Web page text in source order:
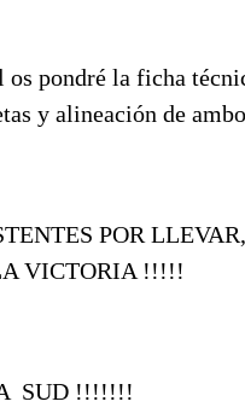
pondré la ficha
y alineación de
POR
VICTORIA !!!!!
SUD !!!!!!!